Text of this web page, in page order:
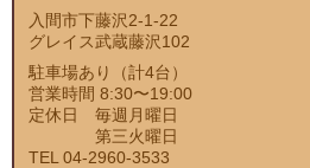
入間市下藤沢2-1-22
グレイス武蔵藤沢102
駐車場あり（計4台）
営業時間 8:30〜19:00
定休日 毎週月曜日
第三火曜日
TEL 04-2960-3533